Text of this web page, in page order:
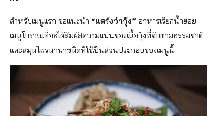
สำหรับเมนูแรก ขอแนะนำ “แสร้งว่ากุ้ง” อาหารเรียกน้ำย่อย
เมนูโบราณที่จะได้สัมผัสความแน่นของเนื้อกุ้งที่จับตามธรรมชาติ
และสมุนไพรนานาชนิดที่ใช้เป็นส่วนประกอบของเมนูนี้